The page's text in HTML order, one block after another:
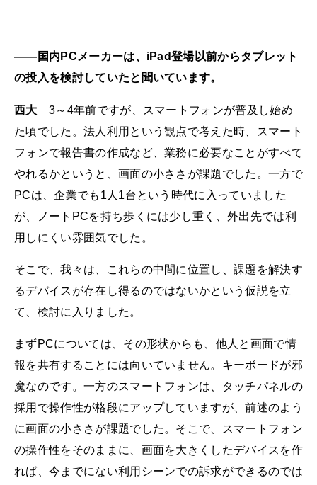
――国内PCメーカーは、iPad登場以前からタブレット
の投入を検討していたと聞いています。
西大 3～4年前ですが、スマートフォンが普及し始め
た頃でした。法人利用という観点で考えた時、スマート
フォンで報告書の作成など、業務に必要なことがすべて
やれるかというと、画面の小ささが課題でした。一方で
PCは、企業でも1人1台という時代に入っていました
が、ノートPCを持ち歩くには少し重く、外出先では利
用しにくい雰囲気でした。
そこで、我々は、これらの中間に位置し、課題を解決す
るデバイスが存在し得るのではないかという仮説を立
て、検討に入りました。
まずPCについては、その形状からも、他人と画面で情
報を共有することには向いていません。キーボードが邪
魔なのです。一方のスマートフォンは、タッチパネルの
採用で操作性が格段にアップしていますが、前述のよう
に画面の小ささが課題でした。そこで、スマートフォン
の操作性をそのままに、画面を大きくしたデバイスを作
れば、今までにない利用シーンでの訴求ができるのでは